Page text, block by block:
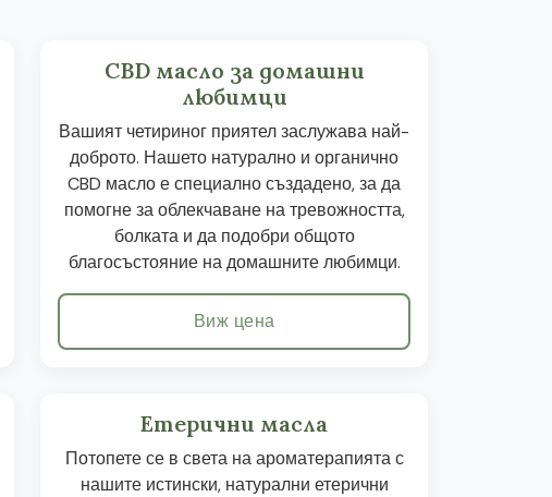
CBD масло за домашни
любимци
Вашият четириног приятел заслужава най-
доброто. Нашето натурално и органично
CBD масло е специално създадено, за да
помогне за облекчаване на тревожността,
болката и да подобри общото
благосъстояние на домашните любимци.
Виж цена
Етерични масла
Потопете се в света на ароматерапията с
нашите истински, натурални етерични